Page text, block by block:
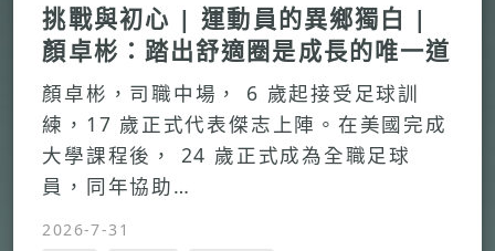
挑戰與初心 | 運動員的異鄉獨白 |
顏卓彬：踏出舒適圈是成長的唯一道
路
顏卓彬，司職中場， 6 歲起接受足球訓
練，17 歲正式代表傑志上陣。在美國完成
大學課程後， 24 歲正式成為全職足球
員，同年協助…
2026-7-31